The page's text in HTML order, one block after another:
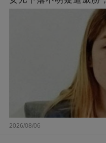
2026/08/06